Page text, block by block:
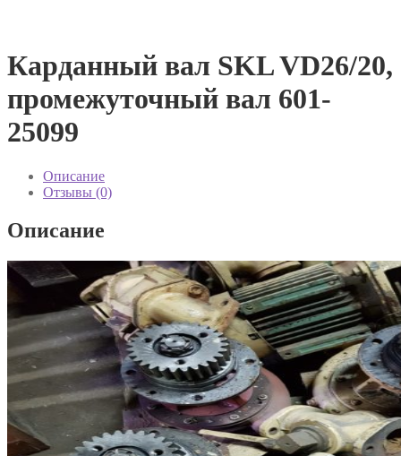
Карданный вал SKL VD26/20,
промежуточный вал 601-
25099
Описание
Отзывы (0)
Описание